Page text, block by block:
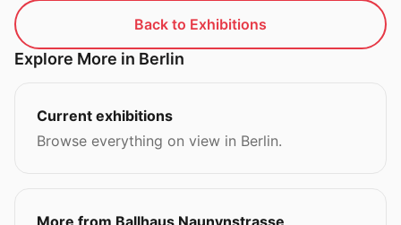
Back to Exhibitions
Explore More in Berlin
Current exhibitions
Browse everything on view in Berlin.
More from Ballhaus Naunynstrasse